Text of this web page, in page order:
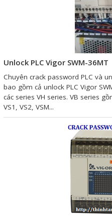
Unlock PLC Vigor SWM-36MT
Chuyên crack password PLC và
bao gồm cả unlock PLC Vigor
các series VH series. VB series
VS1, VS2, VSM...
PLC - Bộ lập trình PLC
Máy tính công nghiệp
Motor Servo / Driver Servo
Cáp lập trình PLC - HMI -
Servo
Thiết bị thu thập dữ liệu,
truyền và lưu trữ dữ liệu
Thiết bị điều khiển và giám
Thiết bị cảnh báo